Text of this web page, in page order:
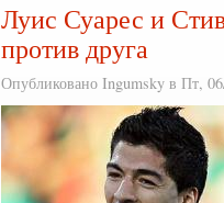
Луис Суарес и
против друга
Опубликовано Ingumsky в Пт,